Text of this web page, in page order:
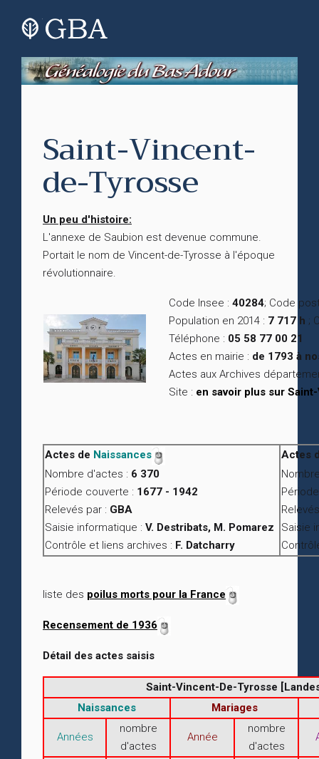
Saint-Vincent-
de-Tyrosse
Un peu d'histoire:
L'annexe de Saubion est devenue commune.
Portait le nom de Vincent-de-Tyrosse à l'époque
révolutionnaire.
Code Insee : 40284; Code
Population en 2014 : 7 717 h ;
Téléphone : 05 58 77 00 21
Actes en mairie : de 1793 à
Actes aux Archives
Site : en savoir plus sur
Actes de Naissances
Nombre d'actes : 6 370
Période couverte : 1677 - 1942
Relevés par : GBA
Saisie informatique : V. Destribats, M. Pomarez
Contrôle et liens archives : F. Datcharry
Actes
Saisie
liste des poilus morts pour la France
Recensement de 1936
Détail des actes saisis
Saint-Vincent-De-Tyrosse
Naissances
Mariages
Années
nombre
d'actes
Année
nombre
d'actes